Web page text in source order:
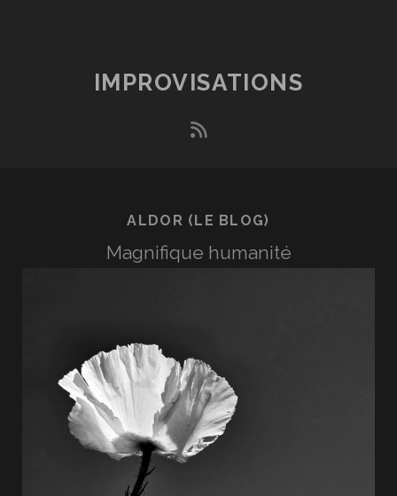
IMPROVISATIONS
rss
ALDOR (LE BLOG)
Magnifique humanité